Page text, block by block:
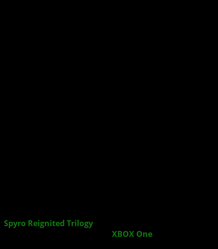
Spyro Reignited Trilogy
XBOX One